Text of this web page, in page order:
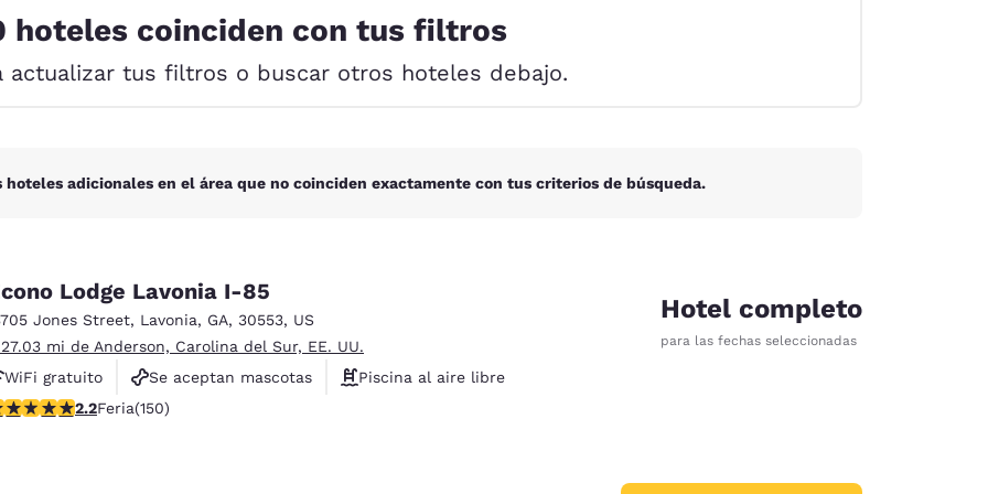
Español English
France France
hoteles coinciden con tus filtros
actualizar tus filtros o buscar otros hoteles debajo.
adicionales en el área que no coinciden exactamente con tus criterios de búsqueda.
Lodge Lavonia I-85
Jones Street, Lavonia, GA, 30553, US
27.03 mi de Anderson, Carolina del Sur, EE. UU.
WiFi gratuito
Se aceptan mascotas
Piscina al aire libre
de 2.21 estrellas. Feria. 150 reseñas
2.2Feria(150)
Hotel completo
para las fechas seleccionadas